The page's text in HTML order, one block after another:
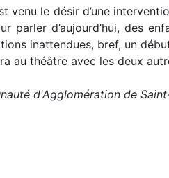
le désir d’une
parler d’aujourd’hui, des
inattendues, bref, un
au théâtre avec les deux
d'Agglomération de